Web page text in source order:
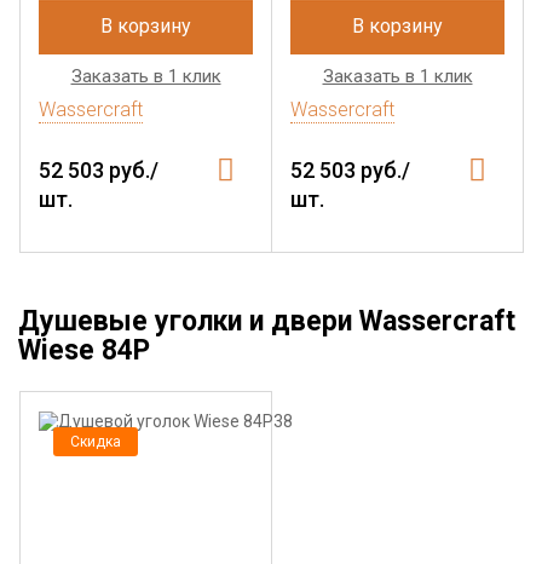
В корзину
Заказать в 1 клик
Wassercraft
52 503 руб./
шт.
В корзину
Заказать в 1 клик
Wassercraft
52 503 руб./
шт.
Душевые уголки и двери Wassercraft
Wiese 84P
Скидка